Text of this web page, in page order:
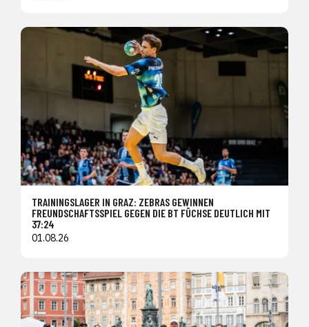
TRAININGSLAGER IN GRAZ: ZEBRAS GEWINNEN
FREUNDSCHAFTSSPIEL GEGEN DIE BT FÜCHSE DEUTLICH MIT
37:24
01.08.26